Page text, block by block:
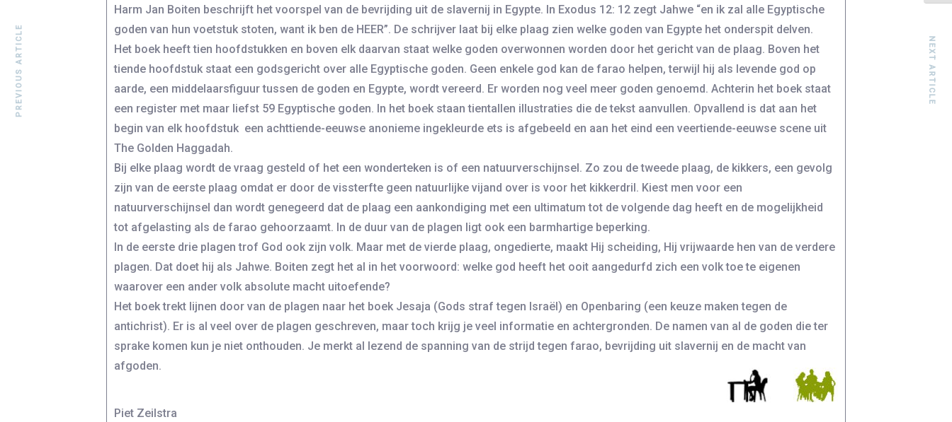
Harm Jan Boiten beschrijft het voorspel van de bevrijding uit de slavernij in Egypte. In Exodus 12: 12 zegt Jahwe “en ik zal alle Egyptische
goden van hun voetstuk stoten, want ik ben de HEER”. De schrijver laat bij elke plaag zien welke goden van Egypte het onderspit delven.
Het boek heeft tien hoofdstukken en boven elk daarvan staat welke goden overwonnen worden door het gericht van de plaag. Boven het
tiende hoofdstuk staat een godsgericht over alle Egyptische goden. Geen enkele god kan de farao helpen, terwijl hij als levende god op
aarde, een middelaarsfiguur tussen de goden en Egypte, wordt vereerd. Er worden nog veel meer goden genoemd. Achterin het boek staat
een register met maar liefst 59 Egyptische goden. In het boek staan tientallen illustraties die de tekst aanvullen. Opvallend is dat aan het
begin van elk hoofdstuk een achttiende-eeuwse anonieme ingekleurde ets is afgebeeld en aan het eind een veertiende-eeuwse scene uit
The Golden Haggadah.
Bij elke plaag wordt de vraag gesteld of het een wonderteken is of een natuurverschijnsel. Zo zou de tweede plaag, de kikkers, een gevolg
zijn van de eerste plaag omdat er door de vissterfte geen natuurlijke vijand over is voor het kikkerdril. Kiest men voor een
natuurverschijnsel dan wordt genegeerd dat de plaag een aankondiging met een ultimatum tot de volgende dag heeft en de mogelijkheid
tot afgelasting als de farao gehoorzaamt. In de duur van de plagen ligt ook een barmhartige beperking.
In de eerste drie plagen trof God ook zijn volk. Maar met de vierde plaag, ongedierte, maakt Hij scheiding, Hij vrijwaarde hen van de verdere
plagen. Dat doet hij als Jahwe. Boiten zegt het al in het voorwoord: welke god heeft het ooit aangedurfd zich een volk toe te eigenen
waarover een ander volk absolute macht uitoefende?
Het boek trekt lijnen door van de plagen naar het boek Jesaja (Gods straf tegen Israël) en Openbaring (een keuze maken tegen de
antichrist). Er is al veel over de plagen geschreven, maar toch krijg je veel informatie en achtergronden. De namen van al de goden die ter
sprake komen kun je niet onthouden. Je merkt al lezend de spanning van de strijd tegen farao, bevrijding uit slavernij en de macht van
afgoden.
Piet Zeilstra
PREVIOUS ARTICLE NEXT ARTICLE